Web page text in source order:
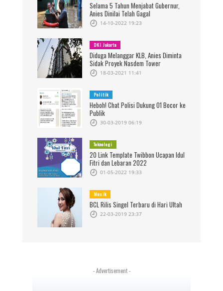
Selama 5 Tahun Menjabat Gubernur,
Anies Dinilai Telah Gagal
14-10-2022 19:23
DKI Jakarta
Diduga Melanggar KLB, Anies Diminta
Sidak Proyek Nasdem Tower
18-03-2021 11:41
Politik
Heboh! Chat Polisi Dukung 01 Bocor ke
Publik
30-03-2019 06:19
Teknologi
20 Link Template Twibbon Ucapan Idul
Fitri dan Lebaran 2022
01-05-2022 19:33
Musik
BCL Rilis Singel Terbaru di Hari Ultah
22-03-2019 23:37
- Advertisement -